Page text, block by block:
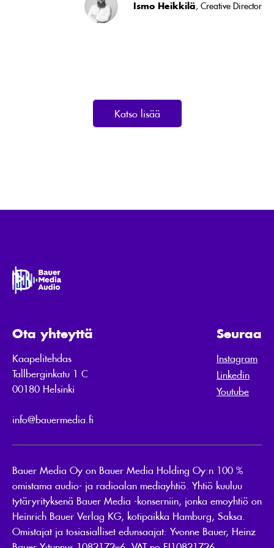
Ismo Heikkilä, Creative Director
Katso lisää
Ota yhteyttä
Kaapelitehdas
Tallberginkatu 1 C
00180 Helsinki
info@bauermedia.fi
Seuraa
Instagram
Linkedin
Youtube
Bauer Media Oy on Bauer Media Holding Oy:n 100 %
omistama audio- ja radioalan mediayhtiö. Yhtiö kuuluu
tytäryrityksenä Bauer Media -konserniin, jonka emoyhtiö on
Heinrich Bauer Verlag KG, kotipaikka Hamburg, Saksa.
Omistajat ja tosiasialliset edunsaajat: Yvonne Bauer, Heinz